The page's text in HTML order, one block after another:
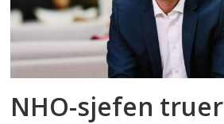
NHO-sjefen truer